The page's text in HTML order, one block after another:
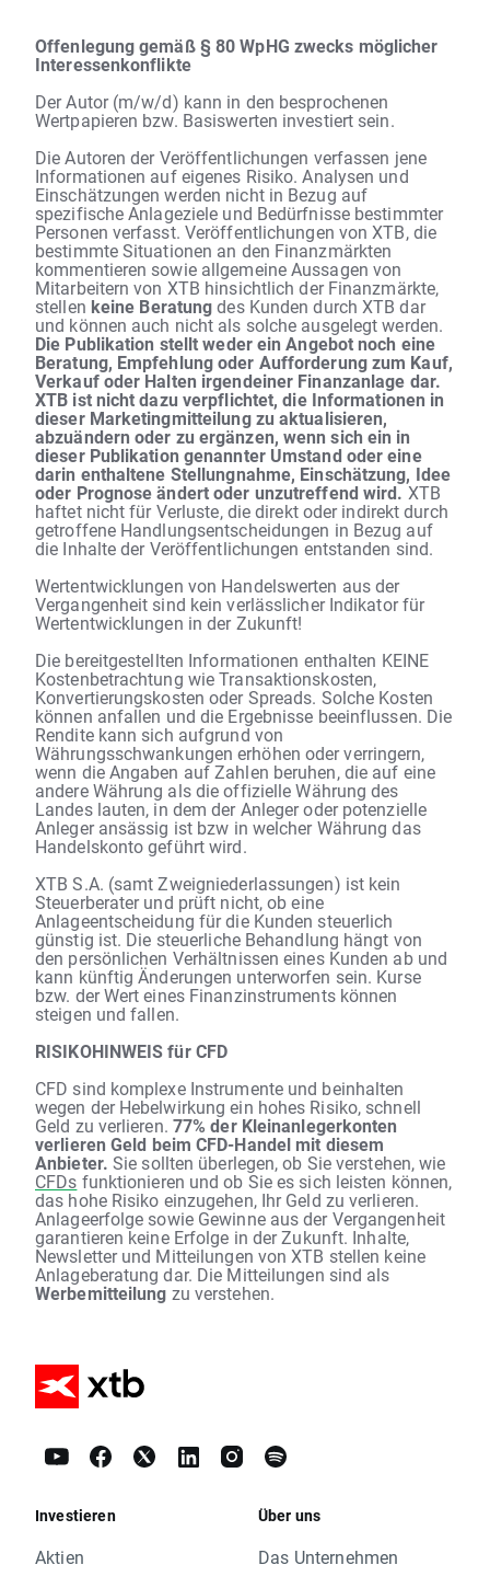
Offenlegung gemäß § 80 WpHG zwecks möglicher
Interessenkonflikte
Der Autor (m/w/d) kann in den besprochenen
Wertpapieren bzw. Basiswerten investiert sein.
Die Autoren der Veröffentlichungen verfassen jene
Informationen auf eigenes Risiko. Analysen und
Einschätzungen werden nicht in Bezug auf
spezifische Anlageziele und Bedürfnisse bestimmter
Personen verfasst. Veröffentlichungen von XTB, die
bestimmte Situationen an den Finanzmärkten
kommentieren sowie allgemeine Aussagen von
Mitarbeitern von XTB hinsichtlich der Finanzmärkte,
stellen keine Beratungdes Kunden durch XTB dar
und können auch nicht als solche ausgelegt werden.
Die Publikation stellt weder ein Angebot noch eine
Beratung, Empfehlung oder Aufforderung zum Kauf,
Verkauf oder Halten irgendeiner Finanzanlage dar.
XTB ist nicht dazu verpflichtet, die Informationen in
dieser Marketingmitteilung zu aktualisieren,
abzuändern oder zu ergänzen, wenn sich ein in
dieser Publikation genannter Umstand oder eine
darin enthaltene Stellungnahme, Einschätzung, Idee
oder Prognose ändert oder unzutreffend wird. XTB
haftet nicht für Verluste, die direkt oder indirekt durch
getroffene Handlungsentscheidungen in Bezug auf
die Inhalte der Veröffentlichungen entstanden sind.
Wertentwicklungen von Handelswerten aus der
Vergangenheit sind kein verlässlicher Indikator für
Wertentwicklungen in der Zukunft!
Die bereitgestellten Informationen enthalten KEINE
Kostenbetrachtung wie Transaktionskosten,
Konvertierungskosten oder Spreads. Solche Kosten
können anfallen und die Ergebnisse beeinflussen. Die
Rendite kann sich aufgrund von
Währungsschwankungen erhöhen oder verringern,
wenn die Angaben auf Zahlen beruhen, die auf eine
andere Währung als die offizielle Währung des
Landes lauten, in dem der Anleger oder potenzielle
Anleger ansässig ist bzw in welcher Währung das
Handelskonto geführt wird.
XTB S.A. (samt Zweigniederlassungen) ist kein
Steuerberater und prüft nicht, ob eine
Anlageentscheidung für die Kunden steuerlich
günstig ist. Die steuerliche Behandlung hängt von
den persönlichen Verhältnissen eines Kunden ab und
kann künftig Änderungen unterworfen sein. Kurse
bzw. der Wert eines Finanzinstruments können
steigen und fallen.
RISIKOHINWEIS für CFD
CFD sind komplexe Instrumente und beinhalten
wegen der Hebelwirkung ein hohes Risiko, schnell
Geld zu verlieren. 77% der Kleinanlegerkonten
verlieren Geld beim CFD-Handel mit diesem
Anbieter. Sie sollten überlegen, ob Sie verstehen, wie
CFDs funktionieren und ob Sie es sich leisten können,
das hohe Risiko einzugehen, Ihr Geld zu verlieren.
Anlageerfolge sowie Gewinne aus der Vergangenheit
garantieren keine Erfolge in der Zukunft. Inhalte,
Newsletter und Mitteilungen von XTB stellen keine
Anlageberatung dar. Die Mitteilungen sind als
Werbemitteilung zu verstehen.
Investieren
Aktien
Über uns
Das Unternehmen